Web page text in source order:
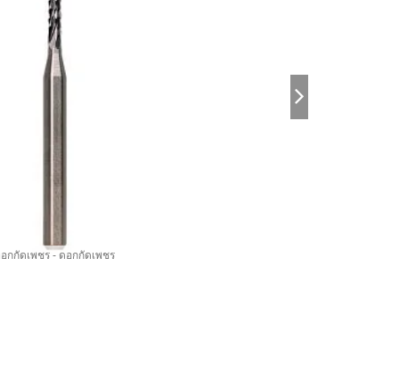
กกัดเพชร - ดอกกัดเพชร